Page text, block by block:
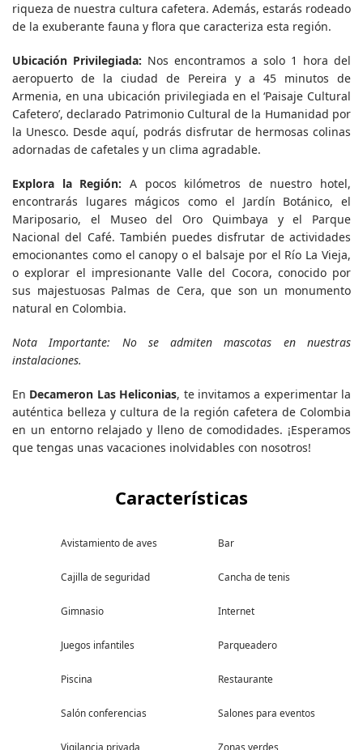
riqueza de nuestra cultura cafetera. Además, estarás rodeado
de la exuberante fauna y flora que caracteriza esta región.
Ubicación Privilegiada: Nos encontramos a solo 1 hora del
aeropuerto de la ciudad de Pereira y a 45 minutos de
Armenia, en una ubicación privilegiada en el ‘Paisaje Cultural
Cafetero’, declarado Patrimonio Cultural de la Humanidad por
la Unesco. Desde aquí, podrás disfrutar de hermosas colinas
adornadas de cafetales y un clima agradable.
Explora la Región: A pocos kilómetros de nuestro hotel,
encontrarás lugares mágicos como el Jardín Botánico, el
Mariposario, el Museo del Oro Quimbaya y el Parque
Nacional del Café. También puedes disfrutar de actividades
emocionantes como el canopy o el balsaje por el Río La Vieja,
o explorar el impresionante Valle del Cocora, conocido por
sus majestuosas Palmas de Cera, que son un monumento
natural en Colombia.
Nota Importante: No se admiten mascotas en nuestras
instalaciones.
En Decameron Las Heliconias, te invitamos a experimentar la
auténtica belleza y cultura de la región cafetera de Colombia
en un entorno relajado y lleno de comodidades. ¡Esperamos
que tengas unas vacaciones inolvidables con nosotros!
Características
Avistamiento de aves Bar
Cajilla de seguridad Cancha de tenis
Gimnasio Internet
Juegos infantiles Parqueadero
Piscina Restaurante
Salón conferencias Salones para eventos
Vigilancia privada Zonas verdes